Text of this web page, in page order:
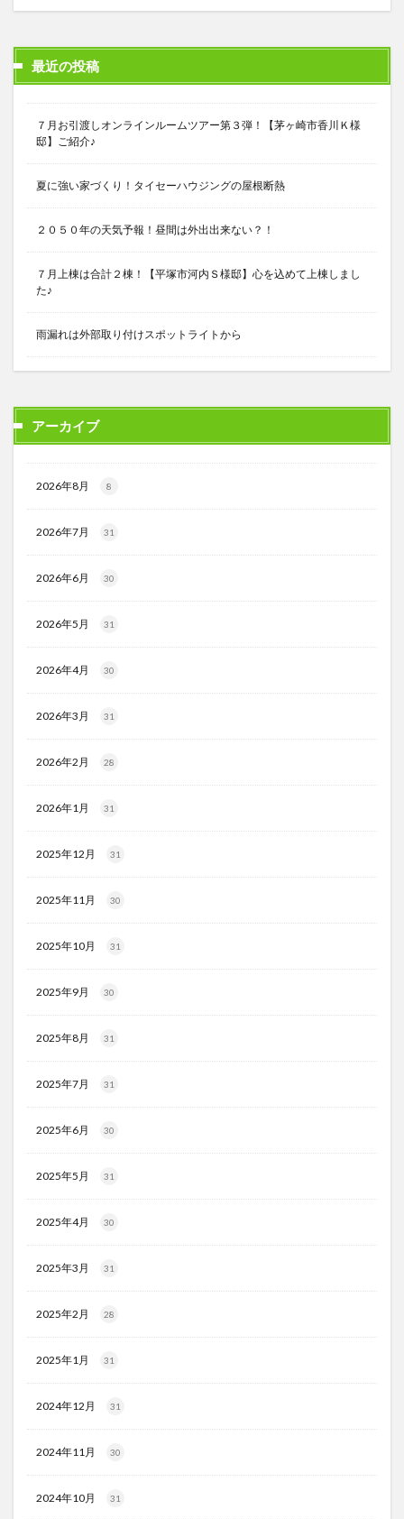
最近の投稿
７月お引渡しオンラインルームツアー第３弾！【茅ヶ崎市香川Ｋ様
邸】ご紹介♪
夏に強い家づくり！タイセーハウジングの屋根断熱
２０５０年の天気予報！昼間は外出出来ない？！
７月上棟は合計２棟！【平塚市河内Ｓ様邸】心を込めて上棟しまし
た♪
雨漏れは外部取り付けスポットライトから
アーカイブ
2026年8月 8
2026年7月 31
2026年6月 30
2026年5月 31
2026年4月 30
2026年3月 31
2026年2月 28
2026年1月 31
2025年12月 31
2025年11月 30
2025年10月 31
2025年9月 30
2025年8月 31
2025年7月 31
2025年6月 30
2025年5月 31
2025年4月 30
2025年3月 31
2025年2月 28
2025年1月 31
2024年12月 31
2024年11月 30
2024年10月 31